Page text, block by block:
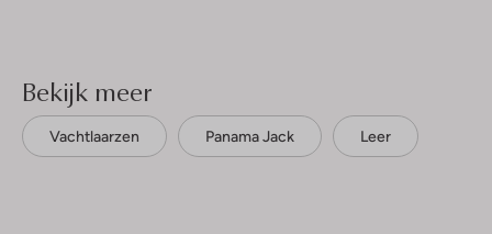
Bekijk meer
Vachtlaarzen Panama Jack Leer